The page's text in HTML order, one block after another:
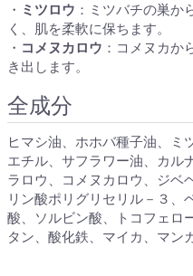
・ ミツロウ ：ミツバチの巣か
く、肌を柔軟に保ちます。
・ コメヌカロウ ：コメヌカか
き出します。
全成分
ヒマシ油、ホホバ種子油、ミ
エチル、サフラワー油、カル
ラロウ、コメヌカロウ、ジベ
リン酸ポリグリセリル－３、
酸、ソルビン酸、トコフェロ
タン、酸化鉄、マイカ、マン